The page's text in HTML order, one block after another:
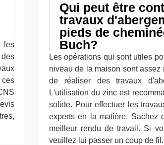
les
Qui peut être
travaux
pieds de
Buch?
Les opérations qui sont utiles
niveau de la maison sont
de réaliser des travaux
L'utilisation du zinc est
solide. Pour effectuer les
experts en la matière. Sachez
meilleur rendu de travail. Si
veuillez lui passer un coup de fil.